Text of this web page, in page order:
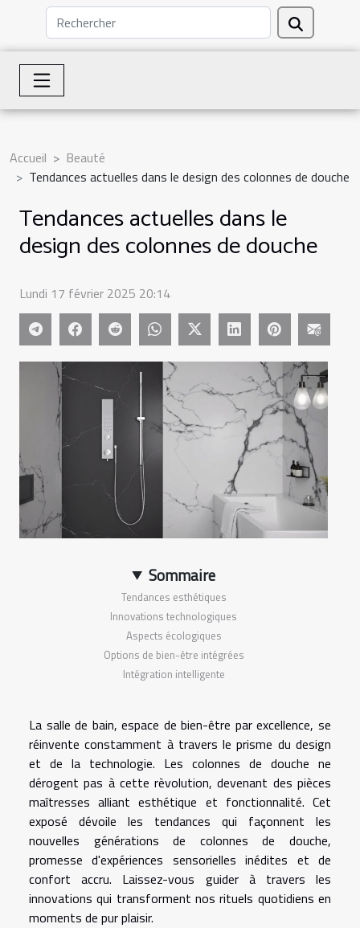
Accueil
Beauté
Tendances actuelles dans le design des colonnes de douche
Tendances actuelles dans le
design des colonnes de douche
Lundi 17 février 2025 20:14
Sommaire
Tendances esthétiques
Innovations technologiques
Aspects écologiques
Options de bien-être intégrées
Intégration intelligente
La salle de bain, espace de bien-être par excellence, se
réinvente constamment à travers le prisme du design
et de la technologie. Les colonnes de douche ne
dérogent pas à cette rèvolution, devenant des pièces
maîtresses alliant esthétique et fonctionnalité. Cet
exposé dévoile les tendances qui façonnent les
nouvelles générations de colonnes de douche,
promesse d'expériences sensorielles inédites et de
confort accru. Laissez-vous guider à travers les
innovations qui transforment nos rituels quotidiens en
moments de pur plaisir.